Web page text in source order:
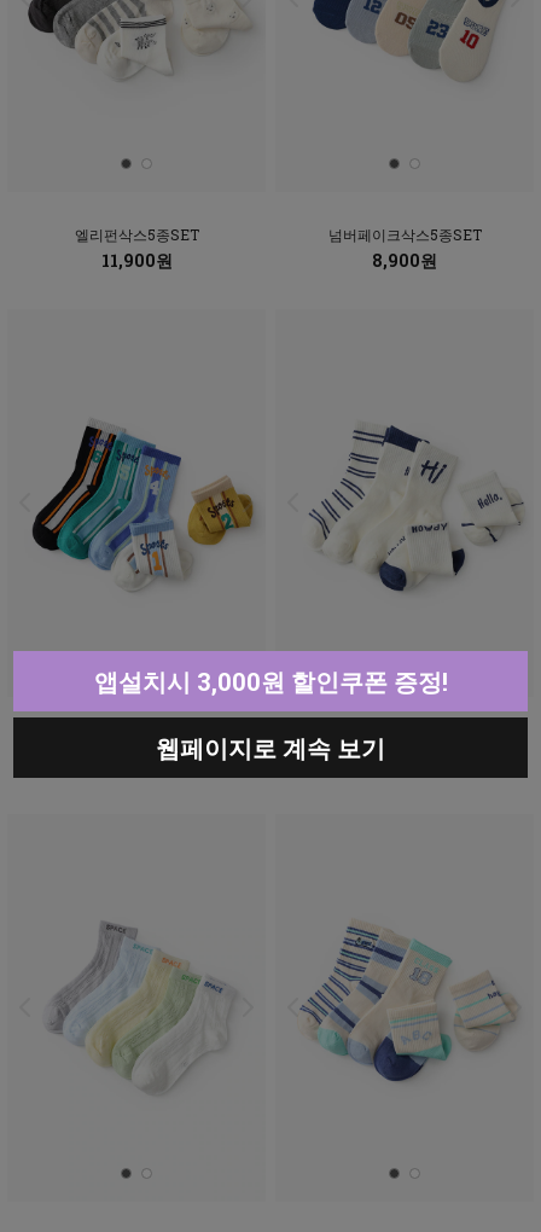
엘리펀삭스5종SET
11,900원
넘버페이크삭스5종SET
8,900원
트랙스포츠삭스5종SET
8,900원
하이헬로매쉬삭스5종SET
8,900원
앱설치시 3,000원 할인쿠폰 증정!
웹페이지로 계속 보기